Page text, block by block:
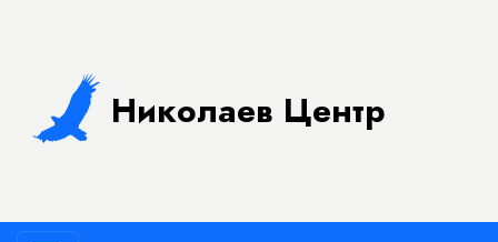
Николаев Центр